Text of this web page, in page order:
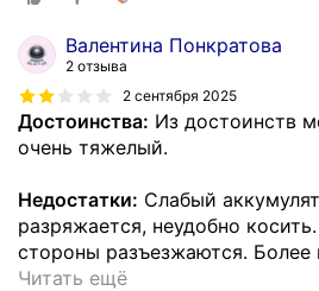
Валентина Понкратова
2 отзыва
2 сентября 2025
Достоинства: Из достоинств
очень тяжелый.
Недостатки: Слабый
разряжается, неудобно
стороны разъезжаются. Более
Читать ещё